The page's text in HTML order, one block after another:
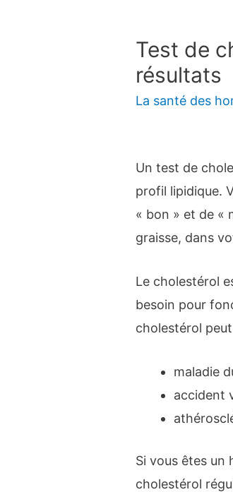
Test de
résultats
La santé des
Un test de
profil lipidique.
« bon » et de «
graisse, dans
Le cholestérol
besoin pour
cholestérol
maladie
accident
Si vous êtes un
cholestérol